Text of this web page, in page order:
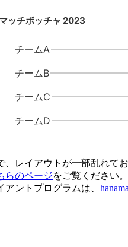
ッチボッチャ 2023
チームA
チームB
チームC
チームD
レイアウトが一部乱れてお
らのページをご覧ください。
ントプログラムは、